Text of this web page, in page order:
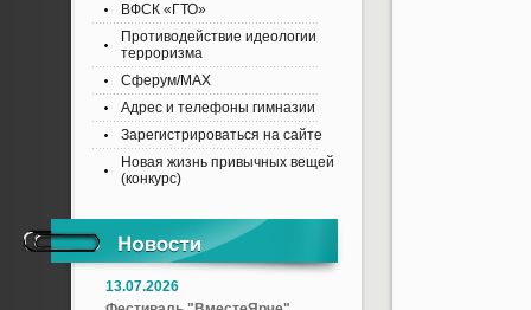
ВФСК «ГТО»
Противодействие идеологии
терроризма
Сферум/MAX
Адрес и телефоны гимназии
Зарегистрироваться на сайте
Новая жизнь привычных вещей
(конкурс)
13.07.2026